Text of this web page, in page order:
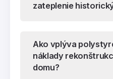
zateplenie
Ako vplýva
náklady
domu?